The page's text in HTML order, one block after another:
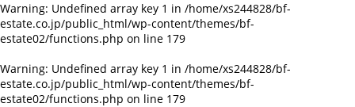
Warning: Undefined array key 1 in /home/xs244828/bf-
estate.co.jp/public_html/wp-content/themes/bf-
estate02/functions.php on line 179
Warning: Undefined array key 1 in /home/xs244828/bf-
estate.co.jp/public_html/wp-content/themes/bf-
estate02/functions.php on line 179